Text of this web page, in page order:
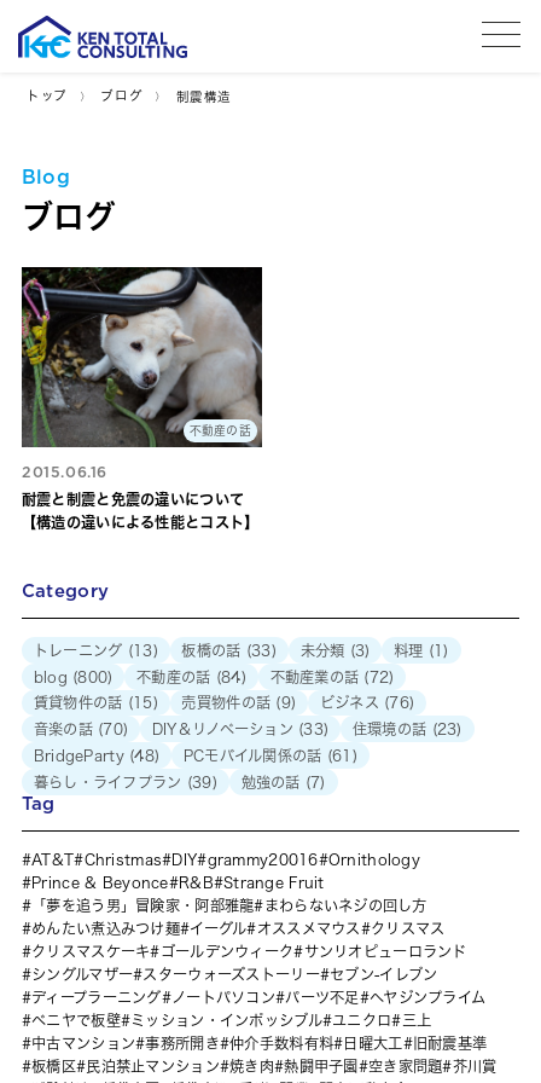
トップ ブログ 制震構造
Blog
ブログ
不動産の話
2015.06.16
耐震と制震と免震の違いについて
【構造の違いによる性能とコスト】
Category
トレーニング (13) 板橋の話 (33) 未分類 (3) 料理 (1)
blog (800) 不動産の話 (84) 不動産業の話 (72)
賃貸物件の話 (15) 売買物件の話 (9) ビジネス (76)
音楽の話(70) DIY＆リノベーション (33) 住環境の話 (23)
BridgeParty(48) PCモバイル関係の話 (61)
暮らし・ライフプラン (39) 勉強の話 (7)
Tag
AT&T Christmas DIY grammy20016
Ornithology
Prince & Beyonce
R&B
Strange Fruit
「夢を追う男」冒険家・阿部雅龍
まわらないネジの回し方
めんたい煮込みつけ麺
イーグル オススメマウス
クリスマス
クリスマスケーキ
ゴールデンウィーク
サンリオピューロランド
シングルマザー
スターウォーズストーリー
セブン-イレブン
ディープラーニング
ノートパソコン パーツ不足
ヘヤジンプライム
ベニヤで板壁
ミッション・インポッシブル ユニクロ
三上
中古マンション
事務所開き 仲介手数料有料 日曜大工
旧耐震基準
板橋区
民泊禁止マンション 焼き肉 熱闘甲子園 空き家問題
芥川賞